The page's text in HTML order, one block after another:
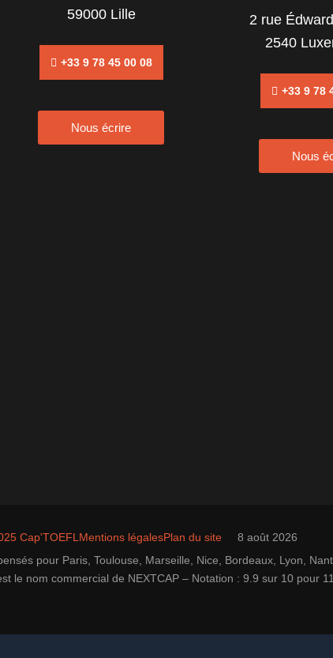
59000 Lille
+33 9 78 45 00 08
Nous écrire
2 rue
2540
+33 9 78
Nous
Cap'TOEFL Mentions légalesPlan du site
8 août 2026
pour Paris, Toulouse, Marseille, Nice, Bordeaux, Lyon,
le nom commercial de NEXTCAP – Notation : 9.9 sur 10 pour